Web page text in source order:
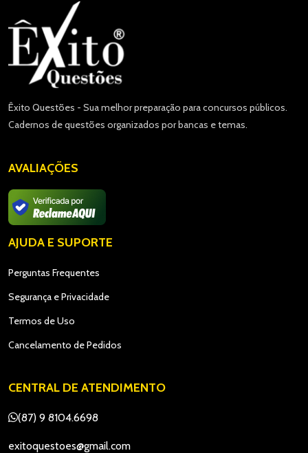
Êxito Questões - Sua melhor preparação para concursos públicos.
Cadernos de questões organizados por bancas e temas.
AVALIAÇÕES
AJUDA E SUPORTE
Perguntas Frequentes
Segurança e Privacidade
Termos de Uso
Cancelamento de Pedidos
CENTRAL DE ATENDIMENTO
(87) 9 8104.6698
exitoquestoes@gmail.com